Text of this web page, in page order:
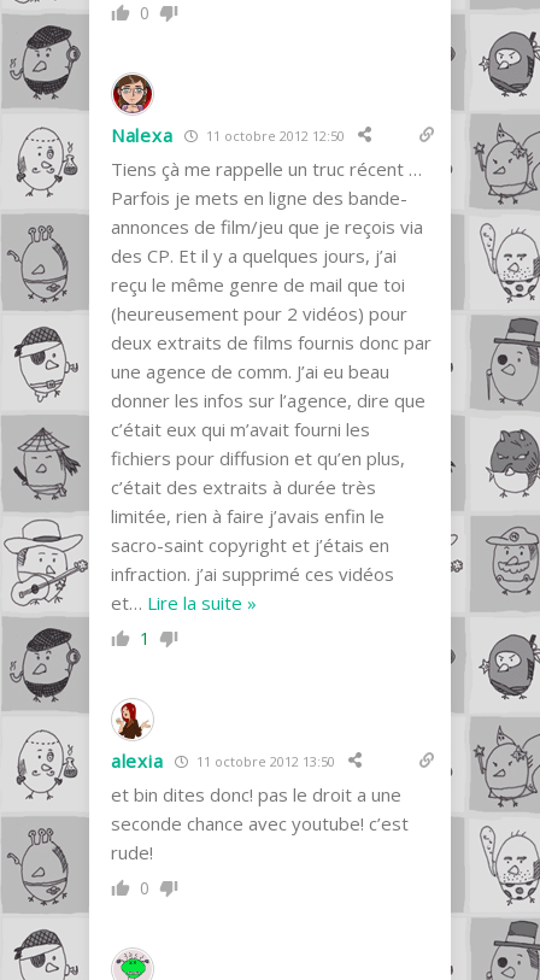
0
Nalexa 11 octobre 2012 12:50
Tiens çà me rappelle un truc récent …
Parfois je mets en ligne des bande-
annonces de film/jeu que je reçois via
des CP. Et il y a quelques jours, j’ai
reçu le même genre de mail que toi
(heureusement pour 2 vidéos) pour
deux extraits de films fournis donc par
une agence de comm. J’ai eu beau
donner les infos sur l’agence, dire que
c’était eux qui m’avait fourni les
fichiers pour diffusion et qu’en plus,
c’était des extraits à durée très
limitée, rien à faire j’avais enfin le
sacro-saint copyright et j’étais en
infraction. j’ai supprimé ces vidéos
et… Lire la suite »
1
alexia 11 octobre 2012 13:50
et bin dites donc! pas le droit a une
seconde chance avec youtube! c’est
rude!
0